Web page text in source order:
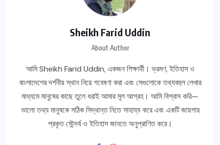
Sheikh Farid Uddin
About Author
আমি Sheikh Farid Uddin, একজন শিক্ষার্থী। ভ্রমণ, ইতিহাস ও
বাংলাদেশের দর্শনীয় স্থান নিয়ে গবেষণা করা এবং সেগুলোকে তথ্যবহুল লেখার
মাধ্যমে মানুষের কাছে তুলে ধরাই আমার মূল আগ্রহ। আমি বিশ্বাস করি—
ভালো তথ্য মানুষকে সঠিক সিদ্ধান্ত নিতে সাহায্য করে এবং একটি জায়গার
প্রকৃত সৌন্দর্য ও ইতিহাস জানতে অনুপ্রাণিত করে।